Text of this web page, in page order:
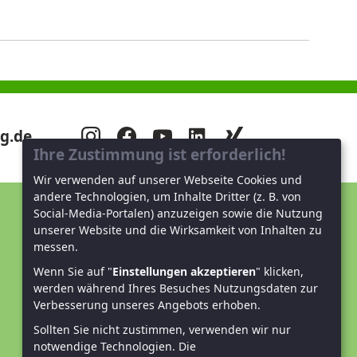
Unterstützen Sie uns!
Spenden und helfen
Ihre Zustimmung ist erforderlich!
Wir verwenden auf unserer Webseite Cookies und
andere Technologien, um Inhalte Dritter (z. B. von
Social-Media-Portalen) anzuzeigen sowie die Nutzung
unserer Website und die Wirksamkeit von Inhalten zu
messen.
Wenn Sie auf "Einstellungen akzeptieren" klicken,
werden während Ihres Besuches Nutzungsdaten zur
Verbesserung unseres Angebots erhoben.
Sollten Sie nicht zustimmen, verwenden wir nur
notwendige Technologien. Die